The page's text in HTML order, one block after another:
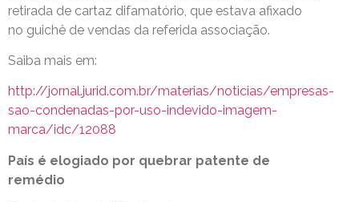
retirada de cartaz difamatório, que estava afixado
no guichê de vendas da referida associação.
Saiba mais em:
http://jornal.jurid.com.br/materias/noticias/empresas-
sao-condenadas-por-uso-indevido-imagem-
marca/idc/12088
País é elogiado por quebrar patente de
remédio